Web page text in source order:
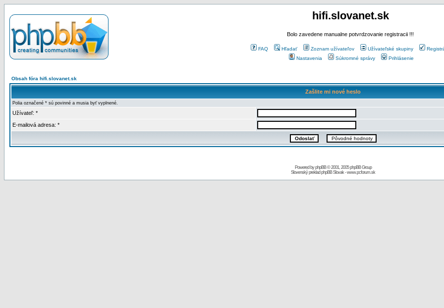
hifi.slovanet.sk
Bolo zavedene manualne potvrdzovanie registracii !!!
FAQ Hľadať Zoznam užívateľov Užívateľské skupiny
Nastavenia
Súkromné správy Prihlásenie
Obsah fóra hifi.slovanet.sk
Zašlite mi nové heslo
Polia označené * sú povinné a musia byť vyplnené.
Užívateľ: *
E-mailová adresa: *
Powered byphpBB© 2001, 2005 phpBB Group
Slovenský preklad phpBB Slovak-www.pcforum.sk